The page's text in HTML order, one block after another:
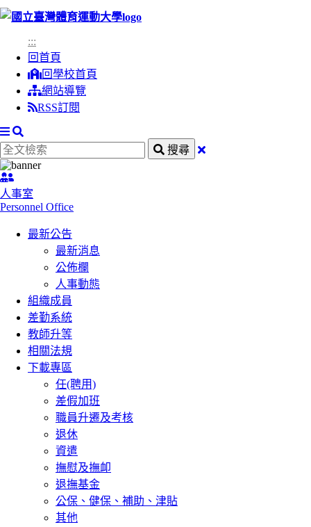
跳
塊
:::
回首頁
回學校首頁
網站導覽
RSS訂閱
搜
尋
全
文
檢
索
搜尋
關
:::
人事室
Personnel Office
最新公告
最新消息
公佈欄
人事動態
組織成員
差勤系統
教師升等
相關法規
下載專區
任(聘用)
差假加班
職員升遷及考核
退休
資遣
撫慰及撫卹
退撫基金
公保、健保、補助、津貼
其他